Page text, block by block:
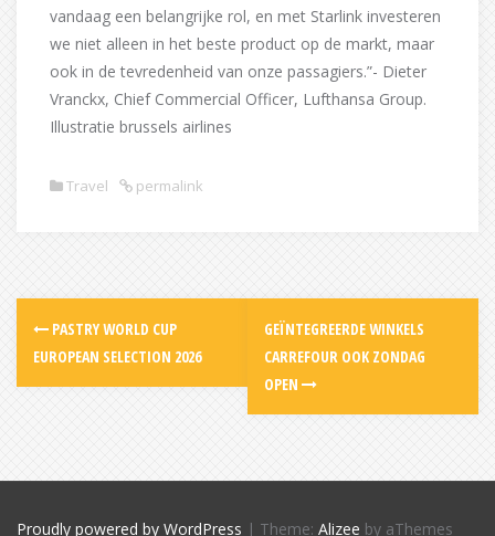
vandaag een belangrijke rol, en met Starlink investeren
we niet alleen in het beste product op de markt, maar
ook in de tevredenheid van onze passagiers.”- Dieter
Vranckx, Chief Commercial Officer, Lufthansa Group.
Illustratie brussels airlines
Travel permalink
Post
navigation
PASTRY WORLD CUP
EUROPEAN SELECTION 2026
GEÏNTEGREERDE WINKELS
CARREFOUR OOK ZONDAG
OPEN
Proudly powered by WordPress | Theme: Alizee by aThemes